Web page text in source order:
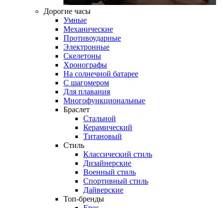
Дорогие часы
Умные
Механические
Противоударные
Электронные
Скелетоны
Хронографы
На солнечной батарее
С шагомером
Для плавания
Многофункциональные
Браслет
Стальной
Керамический
Титановый
Стиль
Классический стиль
Дизайнерские
Военный стиль
Спортивный стиль
Дайверские
Топ-бренды